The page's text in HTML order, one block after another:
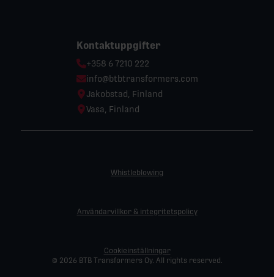
Kontaktuppgifter
Phone:
+358 6 7210 222
Email:
info@btbtransformers.com
Location:
Jakobstad, Finland
Location:
Vasa, Finland
© 2026 BTB Transformers Oy. All rights reserved.
Whistleblowing
Användarvillkor & integritetspolicy
Cookieinställningar